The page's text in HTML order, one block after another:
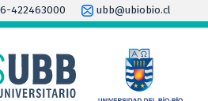
422463000 ubb@ubiobio.cl